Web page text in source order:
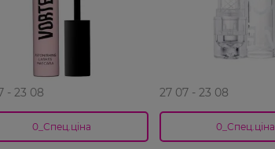
- 23 08
0_Спец.ціна
27 07 - 23 08
0_Спец.ціна